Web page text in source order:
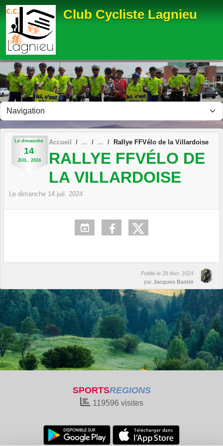
Club Cycliste Lagnieu
Le dimanche
14
JUIL. 2024
Accueil Rallye FFVélo de la Villardoise
RALLYE FFVÉLO DE
LA VILLARDOISE
Le dimanche 14 juil. 2024
Publié le 28 févr. 2024
par Jacques Bastin
SPORTSREGIONS
119596 visites
Panneau de gestion des cookies